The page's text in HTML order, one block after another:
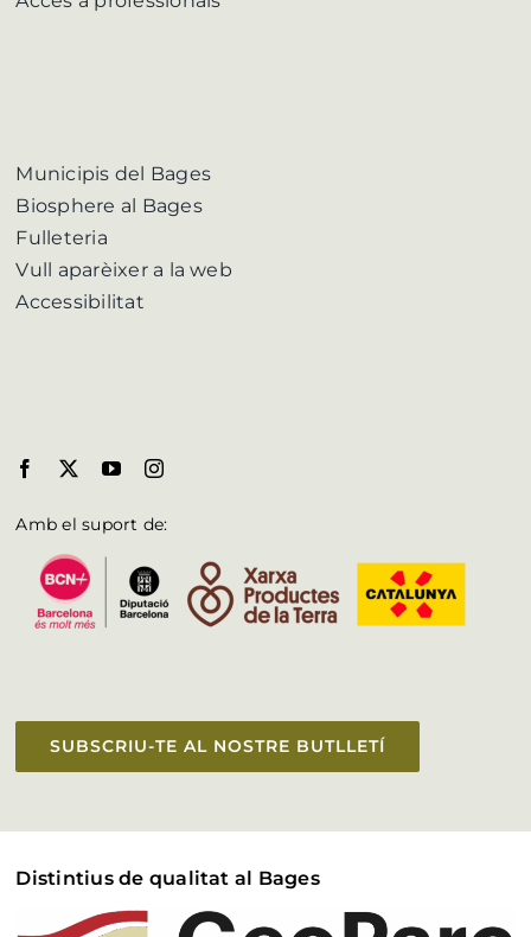
Municipis del Bages
Biosphere al Bages
Fulleteria
Vull aparèixer a la web
Accessibilitat
Amb el suport de:
SUBSCRIU-TE AL NOSTRE BUTLLETÍ
Distintius de qualitat al Bages